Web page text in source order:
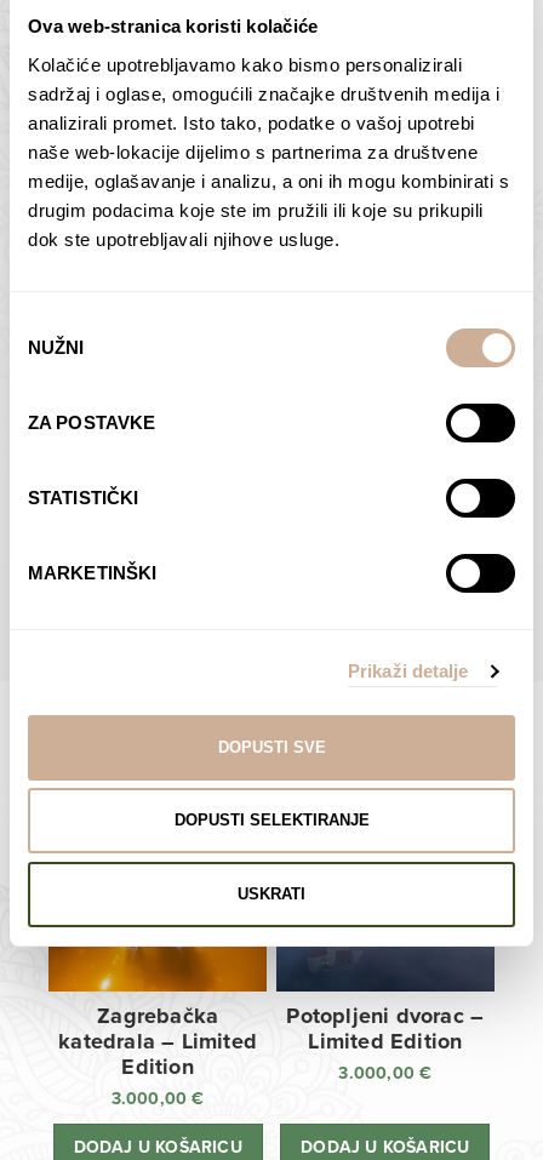
Ova web-stranica koristi kolačiće
Kolačiće upotrebljavamo kako bismo personalizirali
sadržaj i oglase, omogućili značajke društvenih medija i
analizirali promet. Isto tako, podatke o vašoj upotrebi
naše web-lokacije dijelimo s partnerima za društvene
medije, oglašavanje i analizu, a oni ih mogu kombinirati s
drugim podacima koje ste im pružili ili koje su prikupili
dok ste upotrebljavali njihove usluge.
pristanka
NUŽNI
ZA POSTAVKE
STATISTIČKI
MARKETINŠKI
Prikaži detalje
DOPUSTI SVE
DOPUSTI SELEKTIRANJE
USKRATI
Butan – ljudi 2
75,00€ – 138,00€Raspon
cijena:
od
75,00 €
138,00 €
ODABERI OPCIJE
Antarktika – krajolik
2
75,00€ – 138,00€Raspon
cijena:
od
ODABERI OPCIJE
Dolac
ODABERI OPCIJE
Moreškanti – sjena
€Raspon
od
75,00 €
do
138,00 €
ODABERI OPCIJE
POGLEDAJTE SVE PROIZVODE U OVOJ KATEGORIJI
Limited Edition Fotografije
Zagrebačka
katedrala – Limited
Edition
3.000,00€
DODAJ U KOŠARICU
Potopljeni dvorac –
Limited Edition
3.000,00€
DODAJ U KOŠARICU